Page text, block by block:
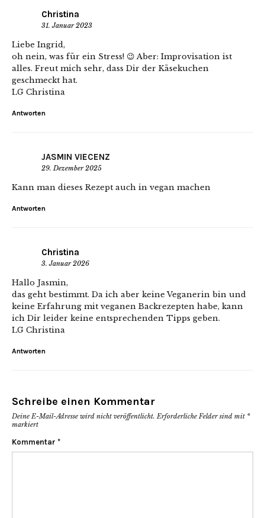
Christina
31. Januar 2023
Liebe Ingrid,
oh nein, was für ein Stress! 😉 Aber: Improvisation ist
alles. Freut mich sehr, dass Dir der Käsekuchen
geschmeckt hat.
LG Christina
Antworten
JASMIN VIECENZ
29. Dezember 2025
Kann man dieses Rezept auch in vegan machen
Antworten
Christina
3. Januar 2026
Hallo Jasmin,
das geht bestimmt. Da ich aber keine Veganerin bin und
keine Erfahrung mit veganen Backrezepten habe, kann
ich Dir leider keine entsprechenden Tipps geben.
LG Christina
Antworten
Schreibe einen Kommentar
Deine E-Mail-Adresse wird nicht veröffentlicht. Erforderliche Felder sind mit *
markiert
Kommentar *